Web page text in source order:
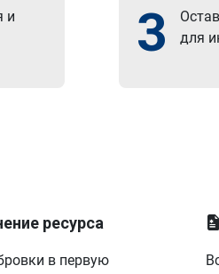
и
3
для
ресурса
в первую